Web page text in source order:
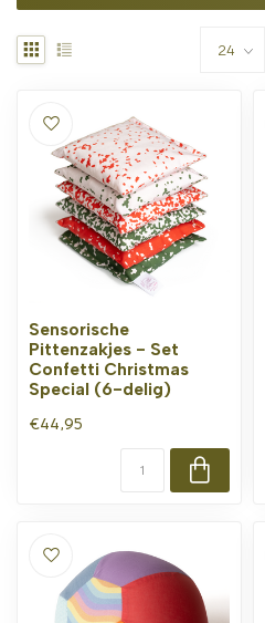
Sensorische
Pittenzakjes - Set
Confetti Christmas
Special (6-delig)
€44,95